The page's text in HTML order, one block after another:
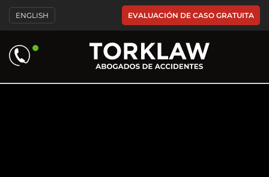
Please
note:
This
includes
an
ENGLISH EVALUACIÓN DE CASO GRATUITA